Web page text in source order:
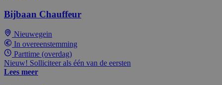
Bijbaan Chauffeur
Nieuwegein
In overeenstemming
Parttime (overdag)
Nieuw! Solliciteer als één van de eersten
Lees meer